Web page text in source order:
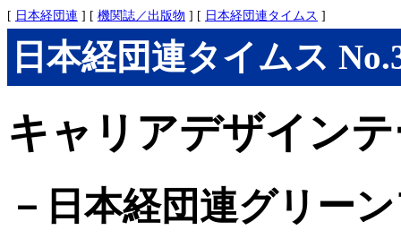
[ 日本経団連 ] [ 機関誌／出版物 ] [ 日本経団連タイムス ]
日本経団連タイムス
キャリアデザイン
－日本経団連グリー